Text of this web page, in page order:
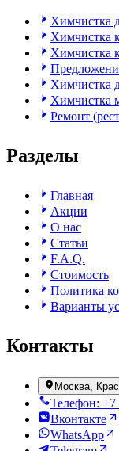
Химчистка
Химчистка
Химчистка
Химчистка
Химчистка
Ремонт
Разделы
Главная
Акции
О нас
Статьи
F.A.Q.
Стоимость
Политика
Варианты
Контакты
Москва,
Телефон: +7
Вконтакте
WhatsApp